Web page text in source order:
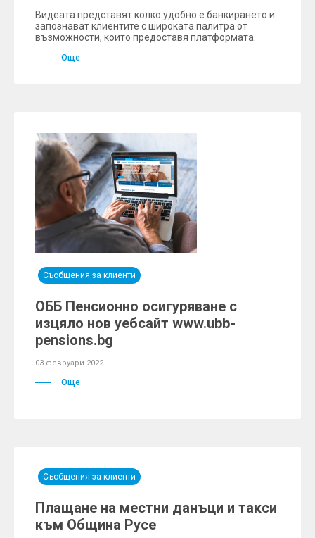
Видеата представят колко удобно е банкирането и
запознават клиентите с широката палитра от
възможности, които предоставя платформата.
Още
Съобщения за клиенти
ОББ Пенсионно осигуряване с
изцяло нов уебсайт www.ubb-
pensions.bg
03 февруари 2022
Още
Съобщения за клиенти
Плащане на местни данъци и такси
към Община Русе